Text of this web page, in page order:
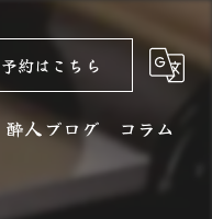
約はこちら
酔人ブログ コラム